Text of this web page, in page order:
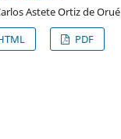
Astete Ortiz de Orué
PDF